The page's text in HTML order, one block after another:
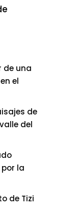
de una
el
de
del
la
de Tizi